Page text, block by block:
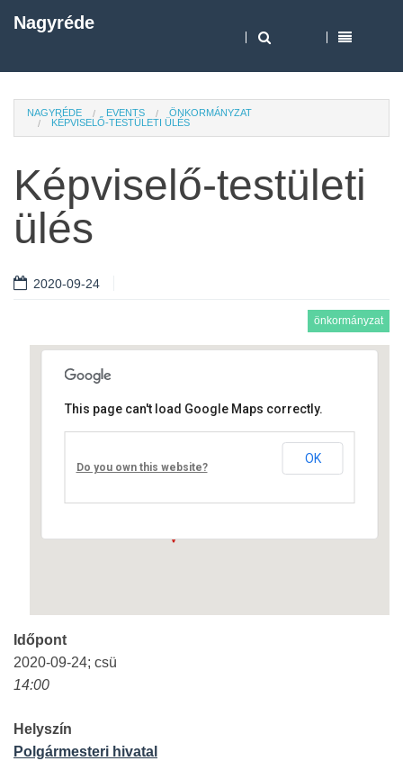
Nagyréde
NAGYRÉDE EVENTS
ÖNKORMÁNYZAT
KÉPVISELŐ-TESTÜLETI ÜLÉS
Képviselő-testületi
ülés
2020-09-24
önkormányzat
Polgármesteri hivatal
Fő út 4. - Nagyréde
This page can't load Google Maps correctly.
Do you own this website?
OK
Időpont
2020-09-24; csü
14:00
Helyszín
Polgármesteri hivatal